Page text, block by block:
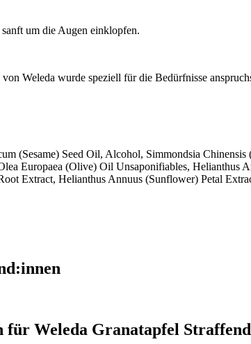
um die Augen einklopfen.
Weleda wurde speziell für die Bedürfnisse
(Sesame) Seed Oil, Alcohol, Simmondsia
Europaea (Olive) Oil Unsaponifiables,
Extract, Helianthus Annuus (Sunflower) Petal
Weleda Granatapfel